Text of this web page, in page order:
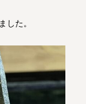
した。